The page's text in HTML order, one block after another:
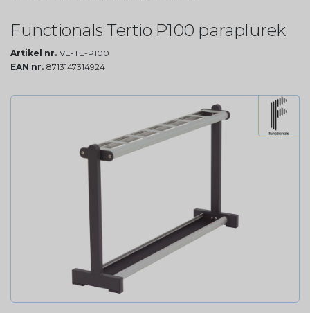
Functionals Tertio P100 paraplurek
Artikel nr. VE-TE-P100
EAN nr. 8713147314924